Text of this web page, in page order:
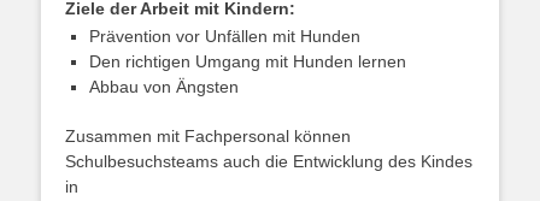
Ziele der Arbeit mit Kindern:
Prävention vor Unfällen mit Hunden
Den richtigen Umgang mit Hunden lernen
Abbau von Ängsten
Zusammen mit Fachpersonal können
Schulbesuchsteams auch die Entwicklung des Kindes
in